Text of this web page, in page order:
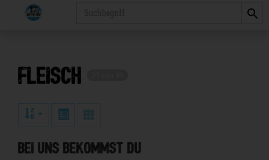
Fleisch
Bei uns bekommst du